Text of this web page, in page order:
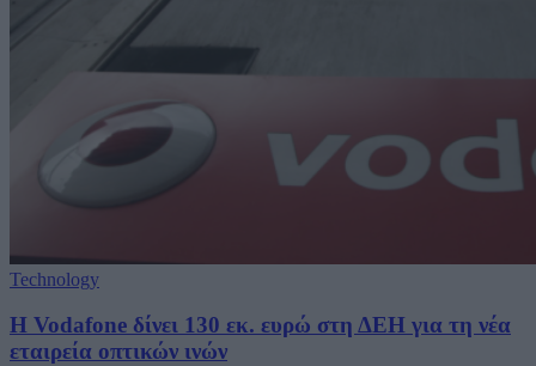
Technology
H Vodafone δίνει 130 εκ. ευρώ στη ΔΕΗ για τη νέα
εταιρεία οπτικών ινών